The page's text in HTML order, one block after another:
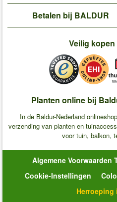
Betalen bij BALDUR
Veilig
Planten online bij
In de Baldur-Nederland
verzending van planten en
voor tuin, balkon,
Algemene Voorwaarden
Cookie-Instellingen
Herroeping